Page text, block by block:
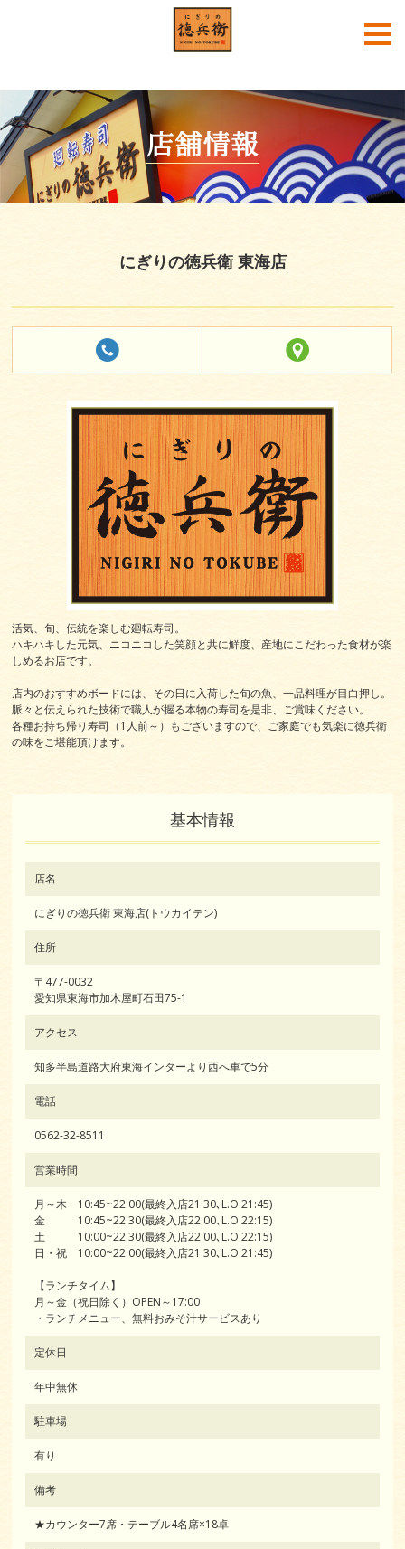
にぎりの徳兵衛公式SNS
中文
店舗情報
にぎりの徳兵衛 東海店
活気、旬、伝統を楽しむ廻転寿司。
ハキハキした元気、ニコニコした笑顔と共に鮮度、産地にこだわった食材が楽
しめるお店です。
店内のおすすめボードには、その日に入荷した旬の魚、一品料理が目白押し。
脈々と伝えられた技術で職人が握る本物の寿司を是非、ご賞味ください。
各種お持ち帰り寿司（1人前～）もございますので、ご家庭でも気楽に徳兵衛
の味をご堪能頂けます。
基本情報
店名
にぎりの徳兵衛 東海店(トウカイテン)
住所
〒477-0032
愛知県東海市加木屋町石田75-1
アクセス
知多半島道路大府東海インターより西へ車で5分
電話
0562-32-8511
営業時間
月～木 10:45~22:00(最終入店21:30､L.O.21:45)
金 10:45~22:30(最終入店22:00､L.O.22:15)
土 10:00~22:30(最終入店22:00､L.O.22:15)
日・祝 10:00~22:00(最終入店21:30､L.O.21:45)
【ランチタイム】
月～金（祝日除く）OPEN～17:00
・ランチメニュー、無料おみそ汁サービスあり
定休日
年中無休
駐車場
有り
備考
★カウンター7席・テーブル4名席×18卓